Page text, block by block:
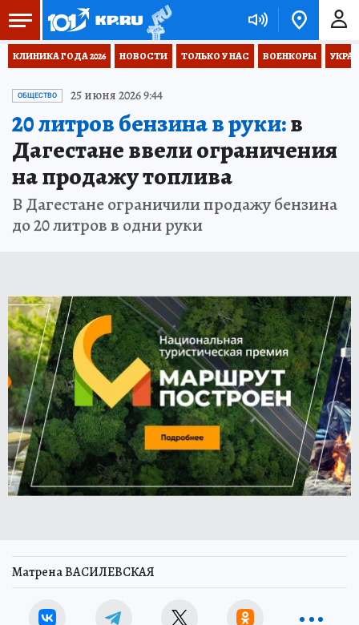
КЛИНИКА ГОДА 2026 НОВОСТИ ТОЛЬКО У НАС ВОЕНКОРЫ
ОБЩЕСТВО 25 июня 2026 9:44
20 литров бензина в руки:в
Дагестане ввели ограничения
на продажу топлива
В Дагестане ограничили продажу бензина
до 20 литров в одни руки
Матрена ВАСИЛЕВСКАЯ